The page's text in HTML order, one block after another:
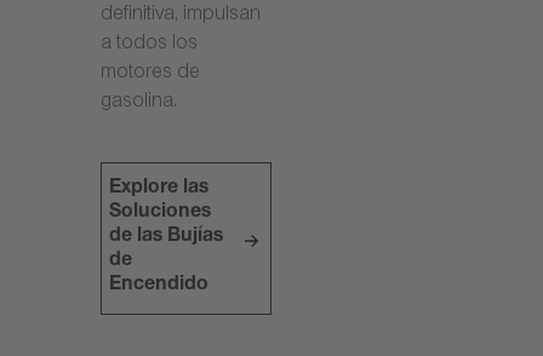
definitiva, impulsan
a todos los
motores de
gasolina.
Explore las
Soluciones
de las Bujías
de
Encendido